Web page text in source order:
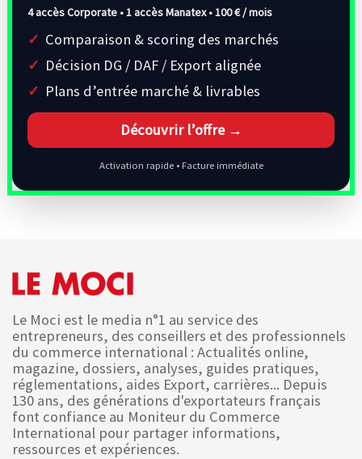
4 accès Corporate • 1 accès Manatex •100 € / mois
Comparaison & scoring des marchés
Décision DG / DAF / Export alignée
Plans d’entrée marché & livrables
Découvrir l’offre →
Activation rapide • Facture immédiate
Le Moci est le media n°1 au service des
entrepreneurs, des conseillers et des professionnels
du commerce international : Actualités online,
magazine, dossiers, analyses, guides pratiques,
réglementations, aides Export, carrières... Depuis
130 ans, des générations d'exportateurs français
font confiance au Moniteur du Commerce
International pour partager informations,
ressources et expériences.